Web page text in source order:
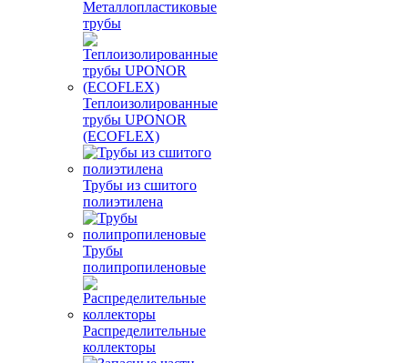
Металлопластиковые
трубы
Теплоизолированные
трубы UPONOR
(ECOFLEX)
Трубы из сшитого
полиэтилена
Трубы
полипропиленовые
Распределительные
коллекторы